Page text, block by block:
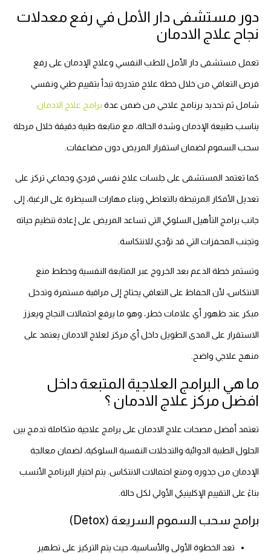
دور مستشفى دار الأمل في رفع معدلات
نجاح علاج الادمان
تعمل مستشفى دار الأمل للطب النفسي وعلاج الإدمان على رفع
فرص التعافي من خلال خطة علاج متدرجة تبدأ بتقييم طبي ونفسي
شامل ثم تحديد برنامج علاجي من ضمن عدة برامج علاج الادمان
يناسب طبيعة الإدمان وشدة الحالة، مع متابعة طبية دقيقة خلال مرحلة
سحب السموم لضمان استقرار المريض دون مضاعفات.
كما تعتمد المستشفى على جلسات علاج نفسي فردي وجماعي تركز على
تعديل الأفكار المرتبطة بالتعاطي وبناء مهارات السيطرة على الرغبة، إلى
جانب برامج التأهيل السلوكي التي تساعد المريض على إعادة تنظيم حياته
وتجنب المحفزات التي قد تؤدي للانتكاسة.
وتستمر خطة الدعم بعد الخروج عبر المتابعة النفسية وخطط منع
الانتكاس، لأن الحفاظ على التعافي يحتاج إلى مراقبة مستمرة وتدخل
مبكر عند ظهور أي علامات خطر، وهو ما يرفع احتمالات النجاح ويعزز
الاستقرار على المدى الطويل داخل أي مركز لعلاج الادمان يعتمد على
منهج علاجي واضح.
ما هي البرامج العلاجية المتبعة داخل
افضل مركز علاج الادمان ؟
تعتمد أفضل مصحات علاج الادمان على برامج علاجية متكاملة تدمج بين
الحلول الطبية الدوائية والتدخلات النفسية السلوكية، لضمان معالجة
الإدمان من جذوره ومنع احتمالات الانتكاس. يتم اختيار البرنامج الأنسب
بناءً على التقييم الإكلينيكي الأولي لكل حالة.
برامج سحب السموم السريعة (Detox)
تعد الخطوة الأولى والأساسية، حيث يتم التركيز على تطهير